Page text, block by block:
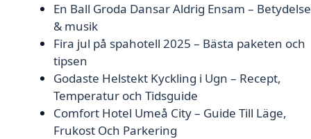
En Ball Groda Dansar Aldrig Ensam – Betydelse
& musik
Fira jul på spahotell 2025 – Bästa paketen och
tipsen
Godaste Helstekt Kyckling i Ugn – Recept,
Temperatur och Tidsguide
Comfort Hotel Umeå City – Guide Till Läge,
Frukost Och Parkering